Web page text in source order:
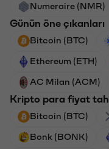
Numeraire (NMR)
Günün öne çıkanları
Bitcoin (BTC)
Ethereum (ETH)
AC Milan (ACM)
Kripto para fiyat
Bitcoin (BTC)
Bonk (BONK)